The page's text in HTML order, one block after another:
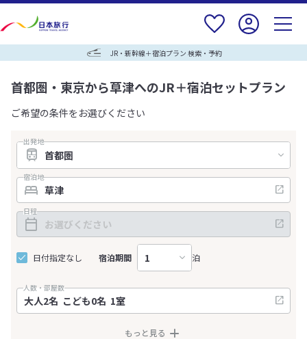
JR・新幹線＋宿泊プラン 検索・予約
首都圏・東京から草津へのJR＋宿泊セットプラン
ご希望の条件をお選びください
出発地
宿泊地
日程
日付指定なし 宿泊期間 泊
人数・部屋数
もっと見る